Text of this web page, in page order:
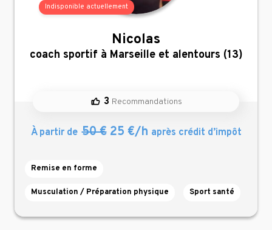
Indisponible actuellement
Nicolas
,
coach sportif à Marseille et alentours (13)
3 Recommandations
À partir de 50 €25 €/h après crédit d’impôt
Remise en forme
Musculation / Préparation physique Sport santé